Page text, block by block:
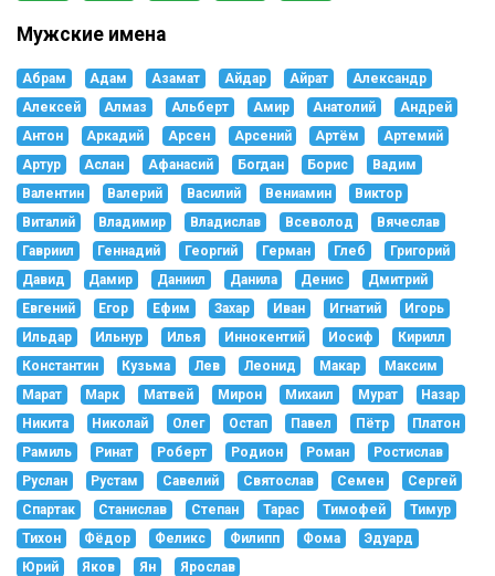
Мужские имена
Абрам Адам Азамат Айдар Айрат
Александр
Алексей
Алмаз Альберт Амир Анатолий
Андрей
Антон
Аркадий Арсен Арсений Артём
Артемий
Артур
Аслан Афанасий Богдан Борис
Вадим
Валентин
Валерий Василий Вениамин
Виктор
Виталий
Владимир Владислав Всеволод
Вячеслав
Гавриил
Геннадий Георгий Герман Глеб
Григорий
Давид
Дамир Даниил Данила Денис
Дмитрий
Евгений
Егор Ефим Захар Иван Игнатий
Игорь
Ильдар
Ильнур Илья Иннокентий Иосиф
Кирилл
Константин
Кузьма Лев Леонид Макар
Максим
Марат
Марк Матвей Мирон Михаил Мурат
Назар
Никита
Николай Олег Остап Павел Пётр
Платон
Рамиль
Ринат Роберт Родион Роман
Ростислав
Руслан
Рустам Савелий Святослав Семен
Сергей
Спартак
Станислав Степан Тарас Тимофей
Тимур
Тихон
Фёдор Феликс Филипп Фома
Эдуард
Юрий
Яков Ян Ярослав